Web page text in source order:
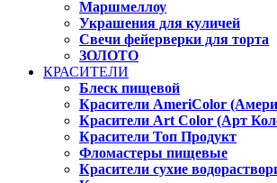
Маршмеллоу
Украшения для куличей
Свечи фейерверки для торта
ЗОЛОТО
КРАСИТЕЛИ
Блеск пищевой
Красители AmeriColor
Красители Art Color (Арт
Красители Топ Продукт
Фломастеры пищевые
Красители сухие